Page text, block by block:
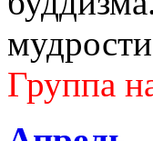
мудрости
Группа